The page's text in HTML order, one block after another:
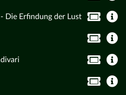
Die Erfindung der Lust